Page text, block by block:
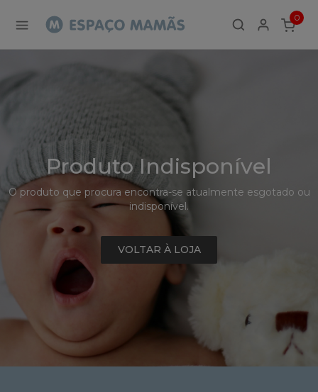
Detalhe
de
Produto
-
Produto
0
ITEMS
Produto Indisponível
O produto que procura encontra-se atualmente esgotado ou
indisponível.
VOLTAR À LOJA